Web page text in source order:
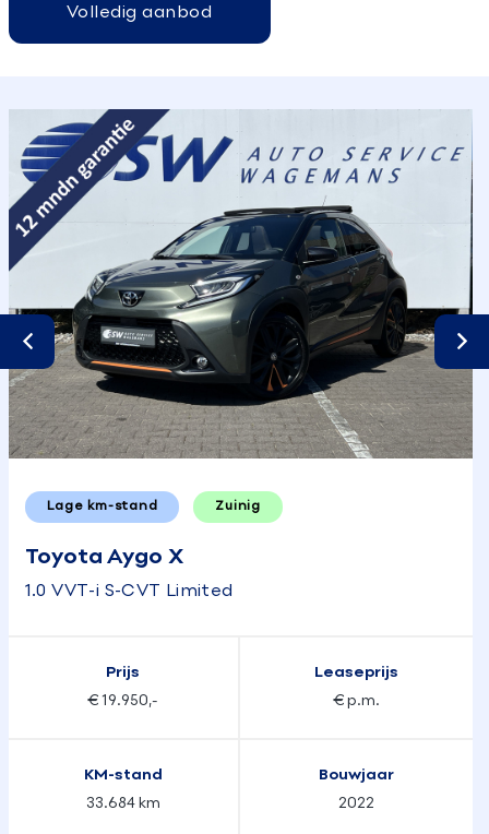
Volledig aanbod
Lage km-stand Zuinig
Toyota Aygo X
1.0 VVT-i S-CVT Limited
Prijs
€ 19.950,-
Leaseprijs
€ p.m.
KM-stand
33.684 km
Bouwjaar
2022